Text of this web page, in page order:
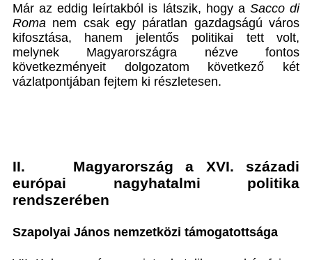
Már az eddig leírtakból is látszik, hogy a Sacco di
Roma nem csak egy páratlan gazdagságú város
kifosztása, hanem jelentős politikai tett volt,
melynek Magyarországra nézve fontos
következményeit dolgozatom következő két
vázlatpontjában fejtem ki részletesen.
II. Magyarország a XVI. századi
európai nagyhatalmi politika
rendszerében
Szapolyai János nemzetközi támogatottsága